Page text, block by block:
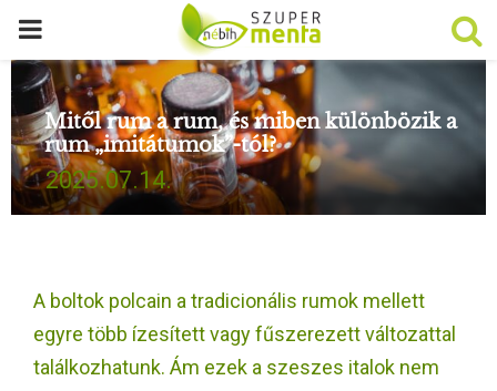
P
R
I
M
R
Mitől rum a rum, és miben különbözik a
rum „imitátumok”-tól?
2025.07.14.
A boltok polcain a tradicionális rumok mellett
egyre több ízesített vagy fűszerezett változattal
találkozhatunk. Ám ezek a szeszes italok nem